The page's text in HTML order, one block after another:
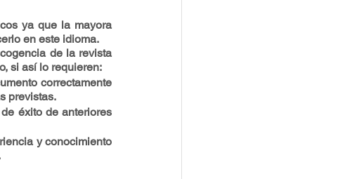
ya que la mayora
en este idioma.
de la revista
si así lo requieren:
correctamente
previstas.
éxito de anteriores
y conocimiento